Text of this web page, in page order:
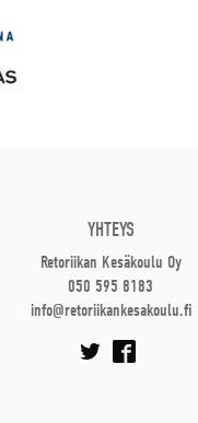
YHTEYS
Retoriikan Kesäkoulu Oy
050 595 8183
info@retoriikankesakoulu.fi